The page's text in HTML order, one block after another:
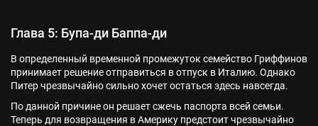
Глава 5: Бупа-ди Баппа-ди
В определенный временной промежуток семейство Гриффинов
принимает решение отправиться в отпуск в Италию. Однако
Питер чрезвычайно сильно хочет остаться здесь навсегда.
По данной причине он решает сжечь паспорта всей семьи.
Теперь для возвращения в Америку предстоит чрезвычайно